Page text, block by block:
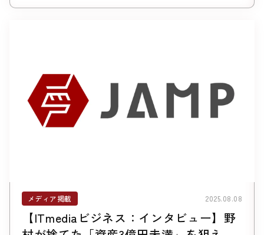
メディア掲載 2025.08.08
【ITmediaビジネス：インタビュー】野